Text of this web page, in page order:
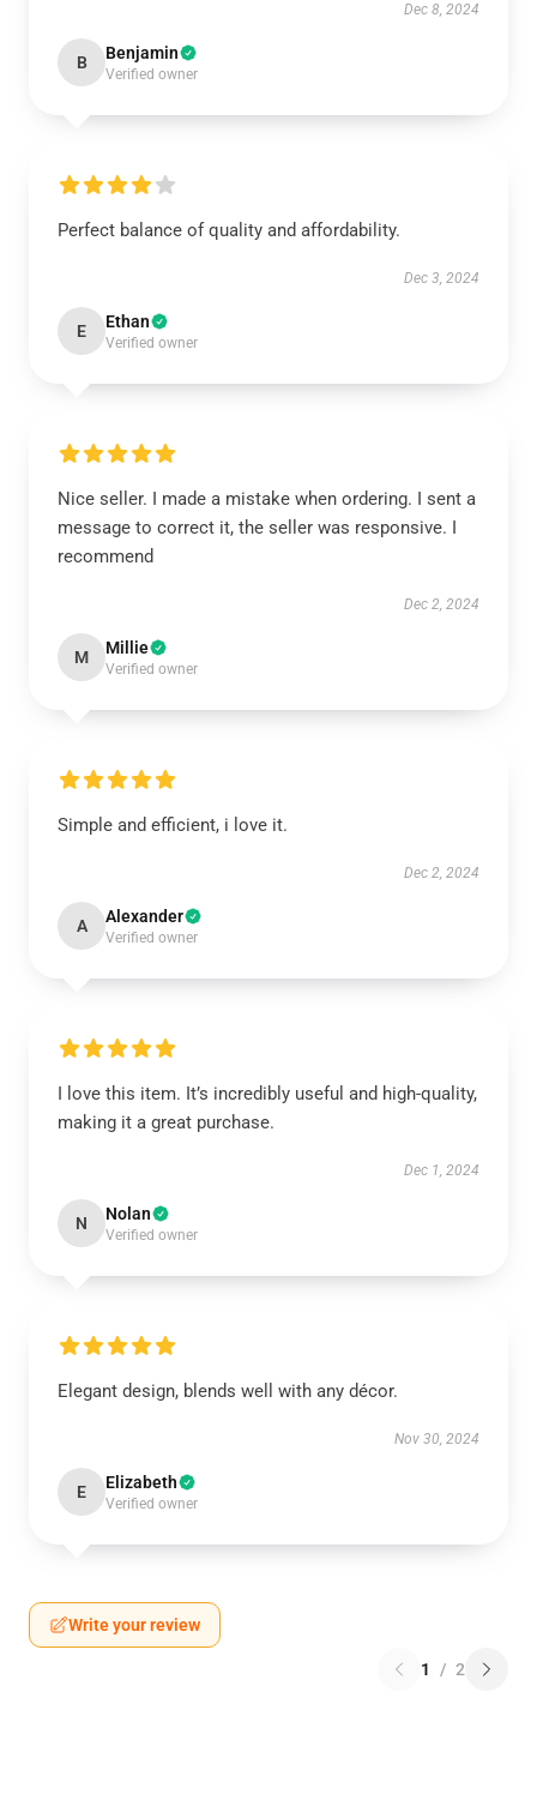
Dec 8, 2024
B Benjamin
Verified owner
Perfect balance of quality and affordability.
Dec 3, 2024
E Ethan
Verified owner
Nice seller. I made a mistake when ordering. I sent a
message to correct it, the seller was responsive. I
recommend
Dec 2, 2024
M Millie
Verified owner
Simple and efficient, i love it.
Dec 2, 2024
A Alexander
Verified owner
I love this item. It’s incredibly useful and high-quality,
making it a great purchase.
Dec 1, 2024
N Nolan
Verified owner
Elegant design, blends well with any décor.
Nov 30, 2024
E Elizabeth
Verified owner
Write your review
1 / 2